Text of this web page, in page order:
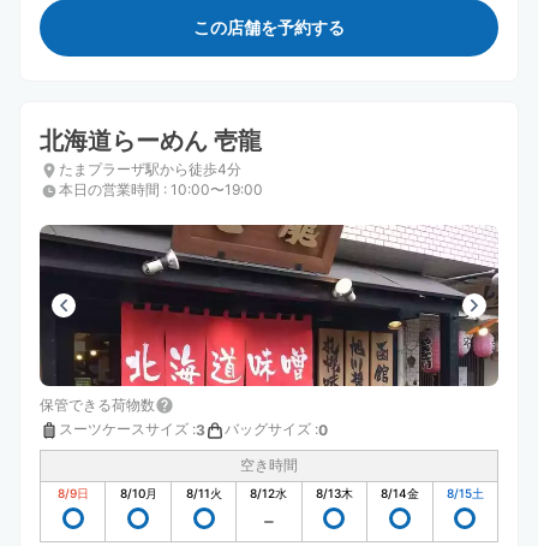
この店舗を予約する
北海道らーめん 壱龍
たまプラーザ駅から徒歩4分
本日の営業時間 : 10:00〜19:00
保管できる荷物数
スーツケースサイズ :3 バッグサイズ :0
空き時間
8/9日 8/10月 8/11火 8/12水 8/13木 8/14金 8/15土